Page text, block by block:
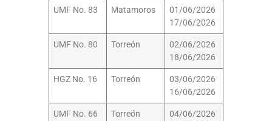
UMF No. 83 Matamoros
01/06/2026
17/06/2026
UMF No. 80 Torreón
02/06/2026
18/06/2026
HGZ No. 16 Torreón
03/06/2026
16/06/2026
UMF No. 66 Torreón
04/06/2026